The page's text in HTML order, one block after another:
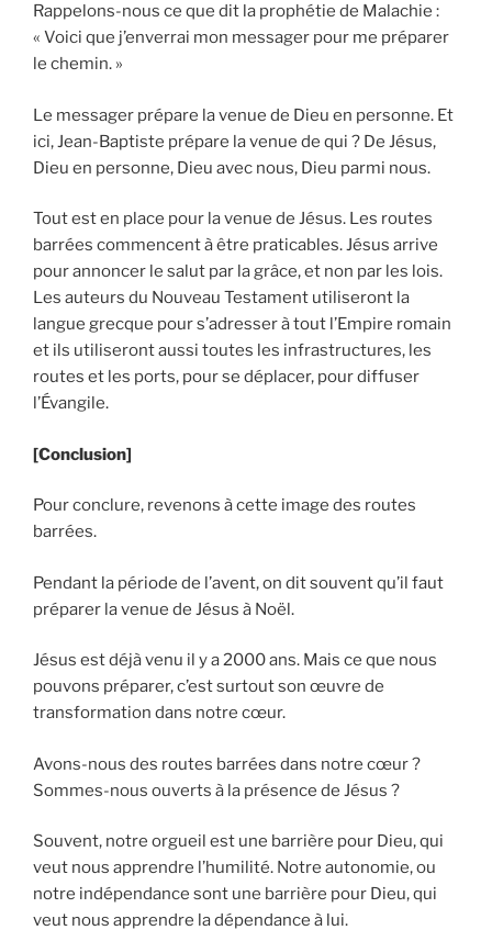
Rappelons-nous ce que dit la prophétie de Malachie :
« Voici que j’enverrai mon messager pour me préparer
le chemin. »
Le messager prépare la venue de Dieu en personne. Et
ici, Jean-Baptiste prépare la venue de qui ? De Jésus,
Dieu en personne, Dieu avec nous, Dieu parmi nous.
Tout est en place pour la venue de Jésus. Les routes
barrées commencent à être praticables. Jésus arrive
pour annoncer le salut par la grâce, et non par les lois.
Les auteurs du Nouveau Testament utiliseront la
langue grecque pour s’adresser à tout l’Empire romain
et ils utiliseront aussi toutes les infrastructures, les
routes et les ports, pour se déplacer, pour diffuser
l’Évangile.
[Conclusion]
Pour conclure, revenons à cette image des routes
barrées.
Pendant la période de l’avent, on dit souvent qu’il faut
préparer la venue de Jésus à Noël.
Jésus est déjà venu il y a 2000 ans. Mais ce que nous
pouvons préparer, c’est surtout son œuvre de
transformation dans notre cœur.
Avons-nous des routes barrées dans notre cœur ?
Sommes-nous ouverts à la présence de Jésus ?
Souvent, notre orgueil est une barrière pour Dieu, qui
veut nous apprendre l’humilité. Notre autonomie, ou
notre indépendance sont une barrière pour Dieu, qui
veut nous apprendre la dépendance à lui.